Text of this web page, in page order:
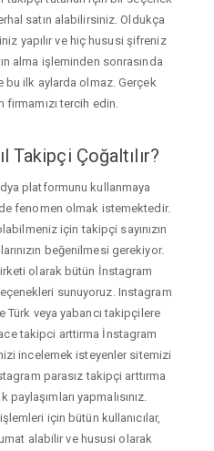
satın alabilirsiniz. Oldukça
yapılır ve hiç hususi şifreniz
alma işleminden sonrasında
bu ilk aylarda olmaz. Gerçek
tercih edin.
Takipçi Çoğaltılır?
platformunu kullanmaya
fenomen olmak istemektedir.
için takipçi sayınızın
beğenilmesi gerekiyor.
olarak bütün İnstagram
sunuyoruz. Instagram
veya yabancı takipçilere
takipci arttirma İnstagram
incelemek isteyenler sitemizi
parasız takipçi arttırma
yapmalısınız.
için bütün kullanıcılar,
alabilir ve hususi olarak